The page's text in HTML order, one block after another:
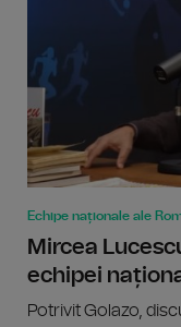
Echipe naționale ale
Mircea
echipei
Potrivit Golazo,